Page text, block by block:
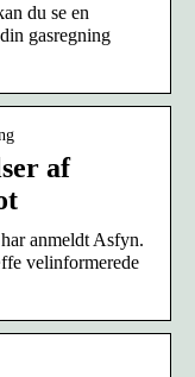
du se en
gasregning
af
anmeldt Asfyn.
velinformerede